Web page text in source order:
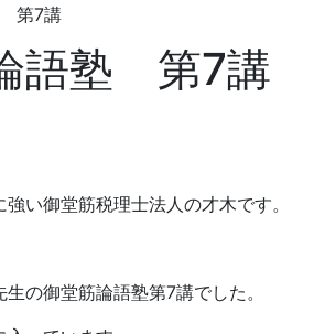
第7講
語塾 第7講
い御堂筋税理士法人の才木です。
の御堂筋論語塾第7講でした。